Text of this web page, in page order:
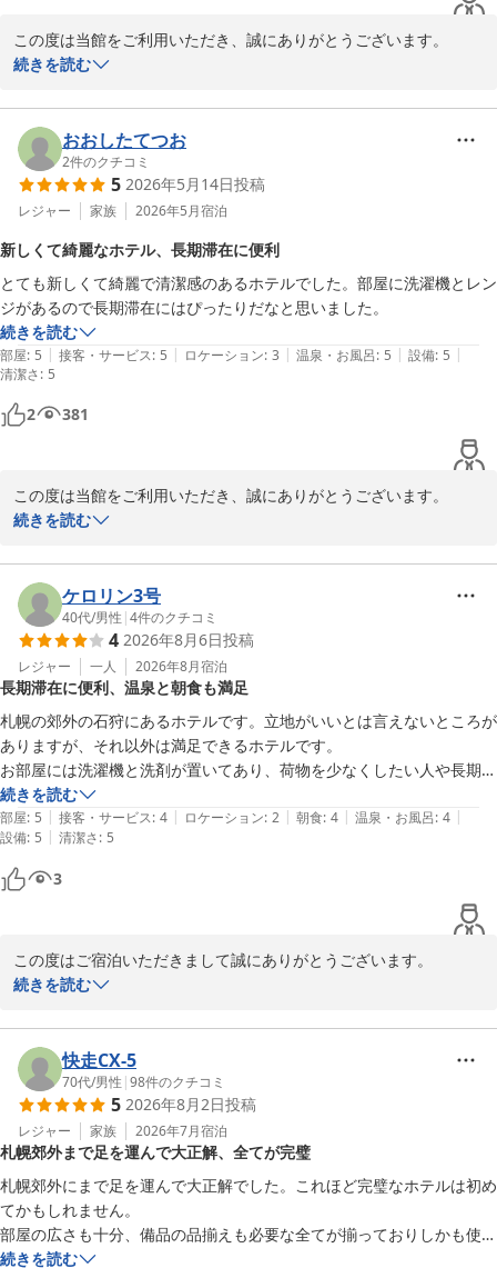
この度は当館をご利用いただき、誠にありがとうございます。
たこと、心より御礼申し上げます。
朝食バイキングやドリンクサービスにつきましてご満足いただけた
ご様子を伺い、大変嬉しく拝読いたしました。また、マッサージチ
ェアはご宿泊者様であれば無料でお使いいただけるサービスでござ
たら幸いでございます。
当館では、ご出張や長期滞在のお客様にも快適にお過ごしいただけ
るよう、全室に洗濯機、電子レンジ、2ドア冷蔵庫を完備するな
ど、設備やサービスの充実に努めております。お客様のお役に立て
ましたことを大変光栄に存じます。
これからも皆様に快適なご滞在をご提供できるよう、サービス向上
またのお越しをスタッフ一同、心よりお待ち申し上げております。
白樺の湯 たびのホテル石狩
2026-06-02
続きを読む
おおしたてつお
2件のクチコミ
5 2026年5月14日投稿
レジャー 家族 2026年5月宿泊
新しくて綺麗なホテル、長期滞在に便利
とても新しくて綺麗で清潔感のあるホテルでした。部屋に洗濯機とレン
ジがあるので長期滞在にはぴったりだなと思いました。
続きを読む
部屋: 5 | 接客・サービス: 5 | ロケーション: 3 | 温泉・お風呂: 5 | 設備: 5 |
清潔さ: 5
2 381
この度は当館をご利用いただき、誠にありがとうございます。
読いたしました。
客室内の洗濯機や電子レンジにつきましてもご評価いただき、あり
がとうございます。当館では、ご旅行やご出張、長期滞在のお客様
にも快適にお過ごしいただけるよう、利便性を重視した客室づくり
に努めております。
これからも皆様により一層快適なご滞在をご提供できるよう努めて
まいります。
次回お近くへお越しの際にも、ぜひ当館をご利用くださいませ。ス
タッフ一同、心よりお待ち申し上げております。
たびのホテル石狩　森口
2026-06-02
続きを読む
ケロリン3号
40代/男性 |4件のクチコミ
4 2026年8月6日投稿
レジャー 一人 2026年8月宿泊
長期滞在に便利、温泉と朝食も満足
札幌の郊外の石狩にあるホテルです。立地がいいとは言えないところが
ありますが、それ以外は満足できるホテルです。
お部屋には洗濯機と洗剤が置いてあり、荷物を少なくしたい人や長期滞
在の人には良いと思います。また、窓のところに洗濯を干せるバーとハ
ンガー等があります。
温泉もこぢんまりしていますが綺麗でした。朝食も割と種類があり満足
です。
続きを読む
部屋: 5 | 接客・サービス: 4 | ロケーション: 2 | 朝食: 4 | 温泉・お風呂: 4 |
設備: 5 | 清潔さ: 5
3
この度はご宿泊いただきまして誠にありがとうございます。
当ホテルは郊外にあり、お車での移動に大変適しております。
トTVを完備しておりますので、おっしゃる通り長期滞在には大変便
利かと思います。洗剤や物干しハンガーも全室についております。
人工温泉ではありますが、大浴場もあり、おくつろぎいただけて良
かったです。
お客様のまたのお越しをお待ちしております。
白樺の湯 たびのホテル石狩
2026-08-07
続きを読む
快走CX-5
70代/男性 |98件のクチコミ
5 2026年8月2日投稿
レジャー 家族 2026年7月宿泊
札幌郊外まで足を運んで大正解、全てが完璧
札幌郊外にまで足を運んで大正解でした。これほど完璧なホテルは初め
てかもしれません。
部屋の広さも十分、備品の品揃えも必要な全てが揃っておりしかも使い
やすいように工夫されていて感心させられました。
続きを読む